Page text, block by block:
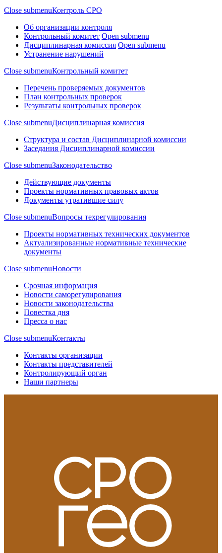
Close submenuКонтроль СРО
Об организации контроля
Контрольный комитет Open submenu
Дисциплинарная комиссия Open submenu
Устранение нарушений
Close submenuКонтрольный комитет
Перечень проверяемых документов
План контрольных проверок
Результаты контрольных проверок
Close submenuДисциплинарная комиссия
Структура и состав Дисциплинарной комиссии
Заседания Дисциплинарной комиссии
Close submenuЗаконодательство
Действующие документы
Проекты нормативных правовых актов
Документы утратившие силу
Close submenuВопросы техрегулирования
Проекты нормативных технических документов
Актуализированные нормативные технические
документы
Close submenuНовости
Срочная информация
Новости саморегулирования
Новости законодательства
Повестка дня
Пресса о нас
Close submenuКонтакты
Контакты организации
Контакты представителей
Контролирующий орган
Наши партнеры